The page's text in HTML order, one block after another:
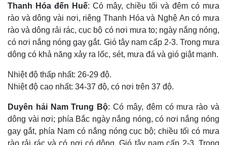
Thanh Hóa đến Huế: Có mây, chiều tối và đêm có mưa
rào và dông vài nơi, riêng Thanh Hóa và Nghệ An có mưa
rào và dông rải rác, cục bộ có nơi mưa to; ngày nắng nóng,
có nơi nắng nóng gay gắt. Gió tây nam cấp 2-3. Trong mưa
dông có khả năng xảy ra lốc, sét, mưa đá và gió giật mạnh.
Nhiệt độ thấp nhất: 26-29 độ.
Nhiệt độ cao nhất: 34-37 độ, có nơi trên 37 độ.
Duyên hải Nam Trung Bộ: Có mây, đêm có mưa rào và
dông vài nơi; phía Bắc ngày nắng nóng, có nơi nắng nóng
gay gắt, phía Nam có nắng nóng cục bộ; chiều tối có mưa
rào rải rác và có nơi có dông. Gió tây nam cấp 2-3. Trong